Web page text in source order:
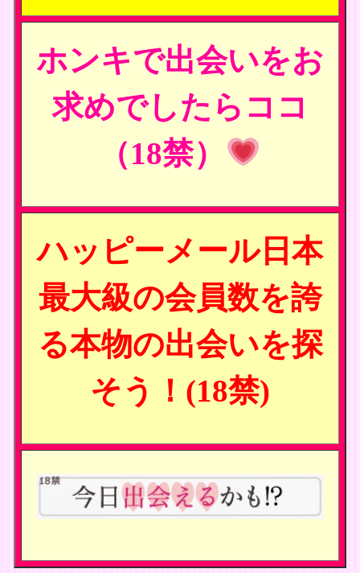
ホンキで出会いをお
求めでしたらココ
（18禁）
ハッピーメール日本
最大級の会員数を誇
る本物の出会いを探
そう！(18禁)